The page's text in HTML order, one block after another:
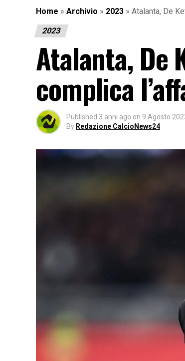
Home » Archivio » 2023 » Atalanta, De
2023
Atalanta, De
complica
Published 3 anni ago on 9 Agosto
By Redazione CalcioNews24